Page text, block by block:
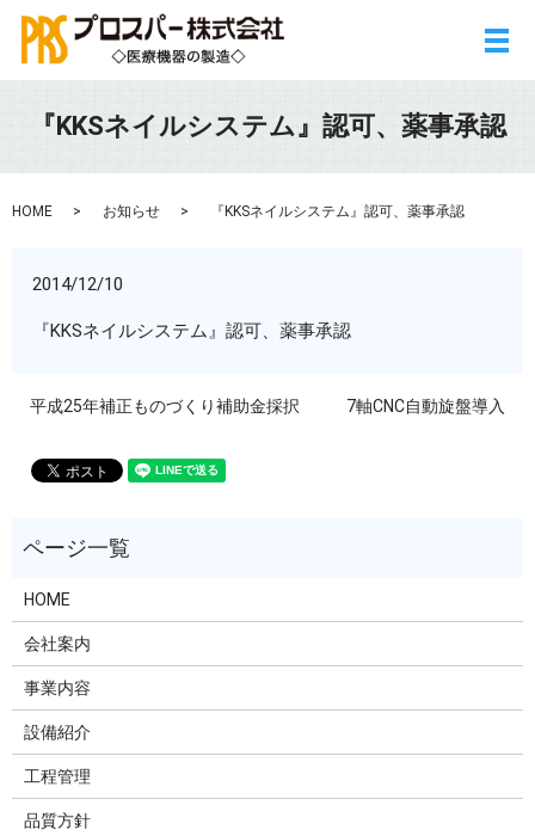
メ
『KKSネイルシステム』認可、薬事承認
HOME お知らせ 『KKSネイルシステム』認可、薬事承認
2014/12/10
『KKSネイルシステム』認可、薬事承認
平成25年補正ものづくり補助金採択 7軸CNC自動旋盤導入
HOME
会社案内
事業内容
設備紹介
工程管理
品質方針